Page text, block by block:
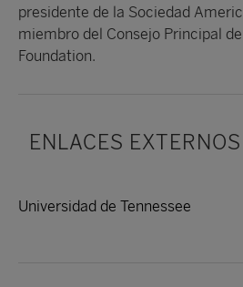
presidente de la Sociedad
miembro del Consejo Principal
Foundation.
ENLACES EXTERNOS
Universidad de Tennessee